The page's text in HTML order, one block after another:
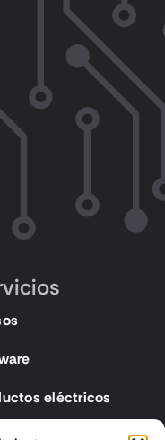
eléctricos